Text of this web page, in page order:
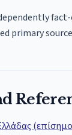
primary
(επίσημο